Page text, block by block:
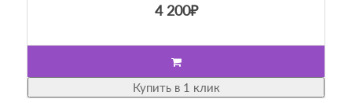
4 200₽
Купить в 1 клик